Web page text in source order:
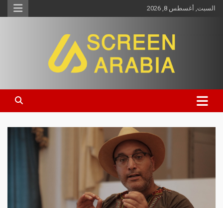
السبت, أغسطس 8, 2026
Screen Arabia